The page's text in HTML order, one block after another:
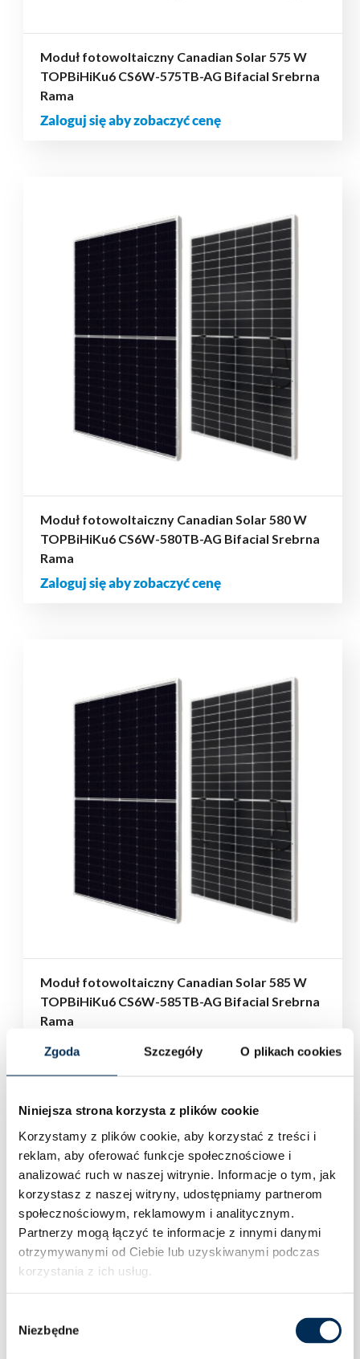
Zgoda Szczegóły O plikach cookies
Niniejsza strona korzysta z plików cookie
Korzystamy z plików cookie, aby korzystać z treści i
reklam, aby oferować funkcje społecznościowe i
analizować ruch w naszej witrynie. Informacje o tym, jak
korzystasz z naszej witryny, udostępniamy partnerom
społecznościowym, reklamowym i analitycznym.
Partnerzy mogą łączyć te informacje z innymi danymi
otrzymywanymi od Ciebie lub uzyskiwanymi podczas
korzystania z ich usług.
zgody
Niezbędne
Moduł fotowoltaiczny Canadian Solar 575 W
TOPBiHiKu6 CS6W-575TB-AG Bifacial Srebrna
Rama
Zaloguj się aby zobaczyć cenę
Moduł fotowoltaiczny Canadian Solar 580 W
TOPBiHiKu6 CS6W-580TB-AG Bifacial Srebrna
Rama
Zaloguj się aby zobaczyć cenę
Moduł fotowoltaiczny Canadian Solar 585 W
TOPBiHiKu6 CS6W-585TB-AG Bifacial Srebrna
Rama
Zaloguj się aby zobaczyć cenę